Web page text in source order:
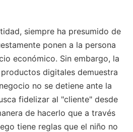
siempre ha presumido de
ponen a la persona
económico. Sin embargo, la
digitales demuestra
no se detiene ante la
fidelizar al "cliente" desde
de hacerlo que a través
tiene reglas que el niño no